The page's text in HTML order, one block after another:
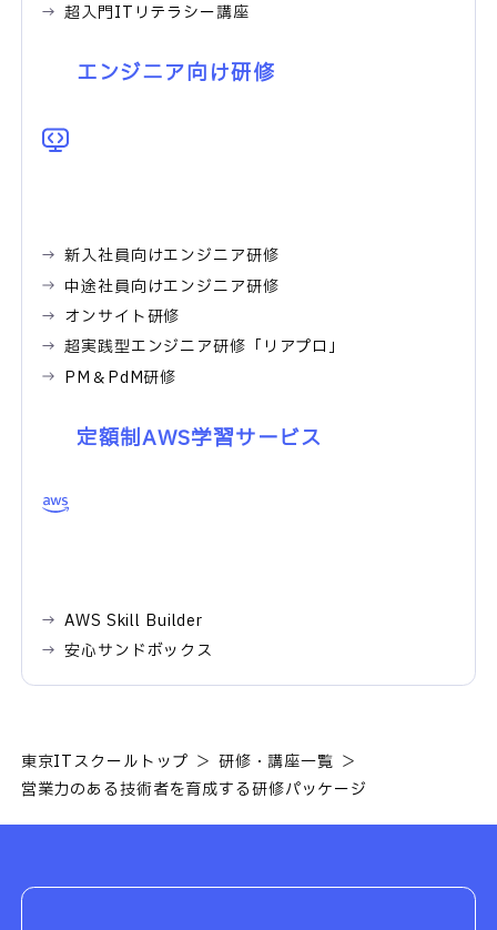
超入門ITリテラシー講座
エンジニア向け研修
新入社員向けエンジニア研修
中途社員向けエンジニア研修
オンサイト研修
超実践型エンジニア研修「リアプロ」
PM＆PdM研修
定額制AWS学習サービス
AWS Skill Builder
安心サンドボックス
東京ITスクールトップ
研修・講座一覧
営業力のある技術者を育成する研修パッケージ